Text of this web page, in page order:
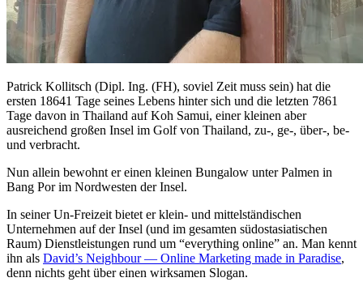
Patrick Kollitsch (Dipl. Ing. (FH), soviel Zeit muss sein) hat die
ersten 18641 Tage seines Lebens hinter sich und die letzten 7861
Tage davon in Thailand auf Koh Samui, einer kleinen aber
ausreichend großen Insel im Golf von Thailand, zu-, ge-, über-, be-
und verbracht.
Nun allein bewohnt er einen kleinen Bungalow unter Palmen in
Bang Por im Nordwesten der Insel.
In seiner Un-Freizeit bietet er klein- und mittelständischen
Unternehmen auf der Insel (und im gesamten südostasiatischen
Raum) Dienstleistungen rund um “everything online” an. Man kennt
ihn als David’s Neighbour — Online Marketing made in Paradise,
denn nichts geht über einen wirksamen Slogan.